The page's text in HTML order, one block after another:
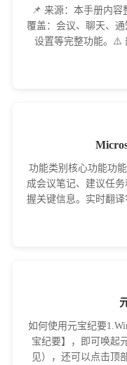
📌 来源：本手册内
覆盖：会议、聊天、通
设置等完整功能。⚠️
功能类别核心功能功
成会议笔记、建议任
握关键信息。实时翻译
如何使用元宝纪要
宝纪要】，即可唤起
见），还可以点击顶